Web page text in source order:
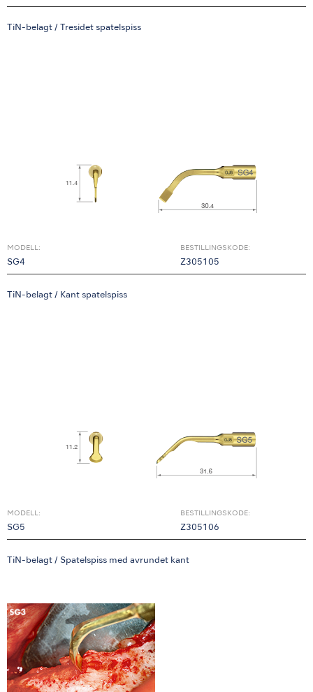
TiN-belagt / Tresidet spatelspiss
MODELL:
SG4
BESTILLINGSKODE:
Z305105
TiN-belagt / Kant spatelspiss
MODELL:
SG5
BESTILLINGSKODE:
Z305106
TiN-belagt / Spatelspiss med avrundet kant